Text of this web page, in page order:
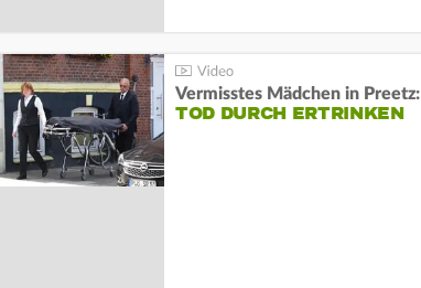
Vermisstes Mädchen in Preetz:
TOD DURCH ERTRINKEN